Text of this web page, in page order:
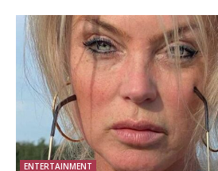
ENTERTAINMENT